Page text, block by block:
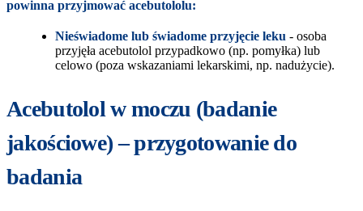
powinna przyjmować acebutololu:
Nieświadome lub świadome przyjęcie leku - osoba
przyjęła acebutolol przypadkowo (np. pomyłka) lub
celowo (poza wskazaniami lekarskimi, np. nadużycie).
Acebutolol w moczu (badanie
jakościowe) – przygotowanie do
badania